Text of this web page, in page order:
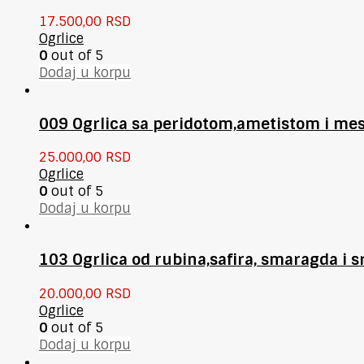
17.500,00 RSD
Ogrlice
0 out of 5
Dodaj u korpu
009 Ogrlica sa peridotom,ametistom i
25.000,00 RSD
Ogrlice
0 out of 5
Dodaj u korpu
103 Ogrlica od rubina,safira, smaragda i
20.000,00 RSD
Ogrlice
0 out of 5
Dodaj u korpu